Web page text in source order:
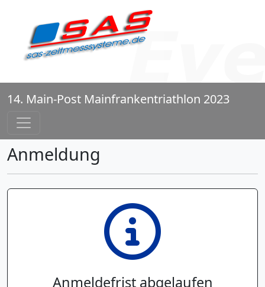
14. Main-Post Mainfrankentriathlon 2023
Anmeldung
Anmeldefrist abgelaufen